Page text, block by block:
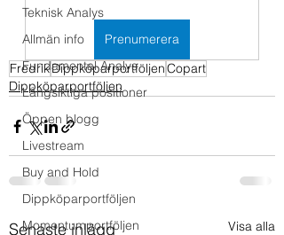
Teknisk Analys
Allmän info
Fundamental Analys
Långsiktiga positioner
Öppen blogg
Livestream
Buy and Hold
Dippköparportföljen
Momentumportföljen
Prenumerera
FredrikDippköparportföljenCopart
Dippköparportföljen
Senaste inlägg Visa alla